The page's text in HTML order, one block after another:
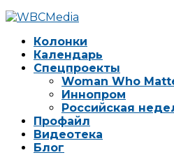
Колонки
Календарь
Спецпроекты
Woman Who
Иннопром
Российская
Профайл
Видеотека
Блог